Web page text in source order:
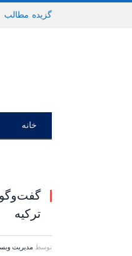
گزیده مطالب
خانه
گفت‌وگو
ترکیه
توسط مدیریت